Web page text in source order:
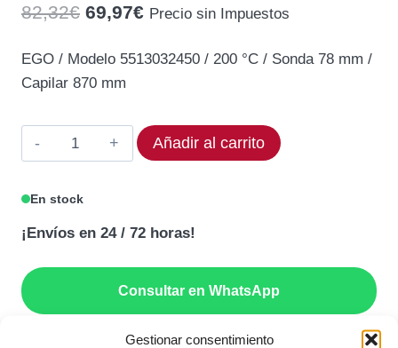
Gestionar consentimiento
82,32€ El
original
82,32€.
69,97€El
69,97€.
Precio sin Impuestos
EGO / Modelo 5513032450 / 200 °C / Sonda 78 mm /
Capilar 870 mm
Termostato
EGO
Rango
200°C
Añadir al carrito
En stock
¡Envíos en 24 / 72 horas!
Consultar en WhatsApp